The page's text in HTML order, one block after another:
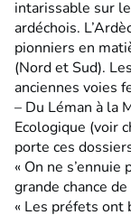
intarissable sur
ardéchois.
pionniers en
(Nord et Sud).
anciennes voies
– Du Léman à la
Ecologique (voir
porte ces
« On ne s’ennuie
grande chance
« Les préfets ont